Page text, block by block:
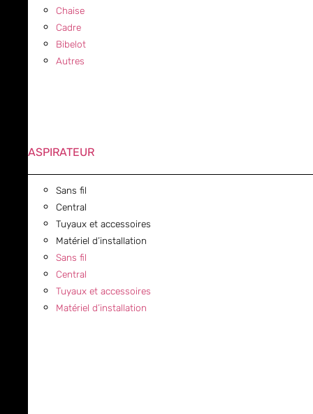
Chaise
Cadre
Bibelot
Autres
ASPIRATEUR
Sans fil
Central
Tuyaux et accessoires
Matériel d’installation
Sans fil
Central
Tuyaux et accessoires
Matériel d’installation